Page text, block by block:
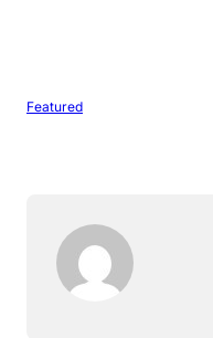
Featured